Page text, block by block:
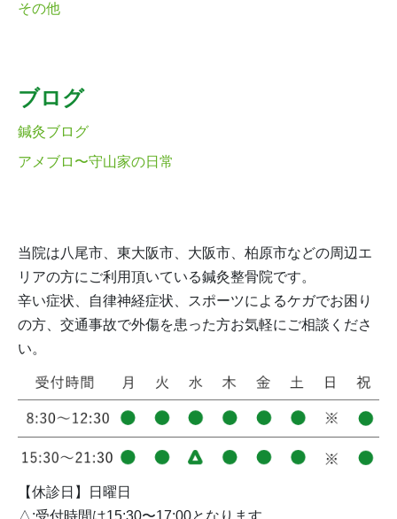
その他
ブログ
鍼灸ブログ
アメブロ〜守山家の日常
当院は八尾市、東大阪市、大阪市、柏原市などの周辺エ
リアの方にご利用頂いている鍼灸整骨院です。
辛い症状、自律神経症状、スポーツによるケガでお困り
の方、交通事故で外傷を患った方お気軽にご相談くださ
い。
【休診日】日曜日
△:受付時間は15:30〜17:00となります